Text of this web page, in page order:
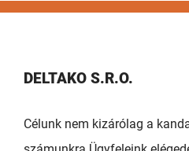
DELTAKO S.R.O.
Célunk nem kizárólag a